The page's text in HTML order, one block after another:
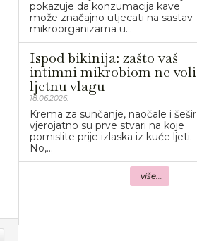
pokazuje da konzumacija kave
može značajno utjecati na sastav
mikroorganizama u...
Ispod bikinija: zašto vaš
intimni mikrobiom ne voli
ljetnu vlagu
18.06.2026.
Krema za sunčanje, naočale i šešir
vjerojatno su prve stvari na koje
pomislite prije izlaska iz kuće ljeti.
No,...
više...